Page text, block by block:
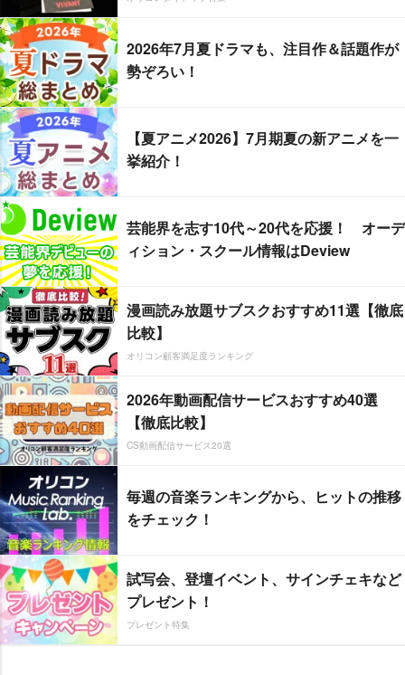
2026年7月夏ドラマも、注目作＆話題作が
勢ぞろい！
【夏アニメ2026】7月期夏の新アニメを一
挙紹介！
芸能界を志す10代～20代を応援！ オーデ
ィション・スクール情報はDeview
漫画読み放題サブスクおすすめ11選【徹底
比較】
オリコン顧客満足度ランキング
2026年動画配信サービスおすすめ40選
【徹底比較】
CS動画配信サービス20選
毎週の音楽ランキングから、ヒットの推移
をチェック！
試写会、登壇イベント、サインチェキなど
プレゼント！
プレゼント特集